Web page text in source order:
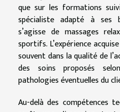
que sur les formations
spécialiste adapté à ses
s’agisse de massages
sportifs. L’expérience
souvent dans la qualité de
des soins proposés
pathologies éventuelles du
Au-delà des compétences